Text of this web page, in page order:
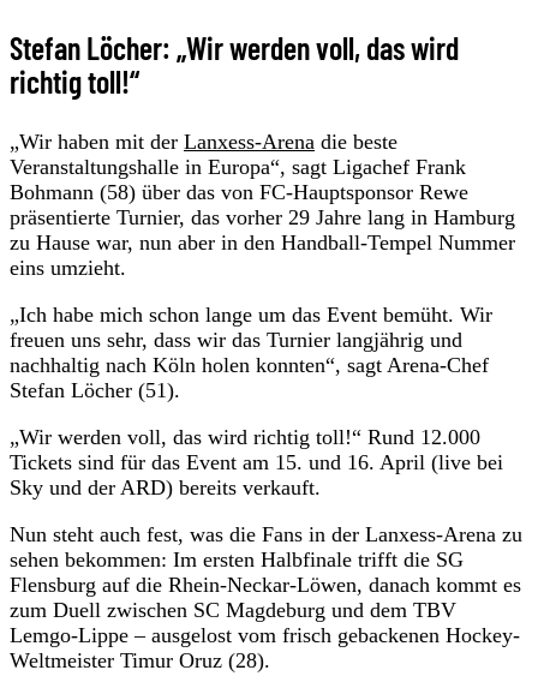
Stefan Löcher: „Wir werden voll, das wird
richtig toll!“
„Wir haben mit der Lanxess-Arena die beste
Veranstaltungshalle in Europa“, sagt Ligachef Frank
Bohmann (58) über das von FC-Hauptsponsor Rewe
präsentierte Turnier, das vorher 29 Jahre lang in Hamburg
zu Hause war, nun aber in den Handball-Tempel Nummer
eins umzieht.
„Ich habe mich schon lange um das Event bemüht. Wir
freuen uns sehr, dass wir das Turnier langjährig und
nachhaltig nach Köln holen konnten“, sagt Arena-Chef
Stefan Löcher (51).
„Wir werden voll, das wird richtig toll!“ Rund 12.000
Tickets sind für das Event am 15. und 16. April (live bei
Sky und der ARD) bereits verkauft.
Nun steht auch fest, was die Fans in der Lanxess-Arena zu
sehen bekommen: Im ersten Halbfinale trifft die SG
Flensburg auf die Rhein-Neckar-Löwen, danach kommt es
zum Duell zwischen SC Magdeburg und dem TBV
Lemgo-Lippe – ausgelost vom frisch gebackenen Hockey-
Weltmeister Timur Oruz (28).